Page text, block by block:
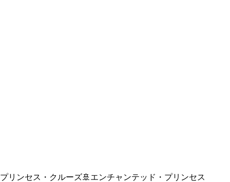
プリンセス・クルーズ🚢 エンチャンテッド・プリンセス